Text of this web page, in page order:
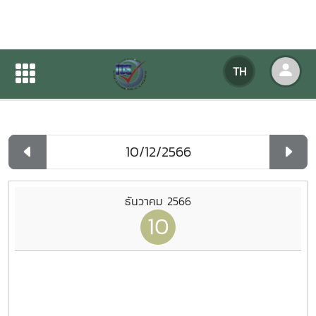
TH
ปฏิทินกิจกรรมของหน่วยงาน
ปฏิทินกิจกรรมของหน่วยงาน
ธันวาคม 2566
10